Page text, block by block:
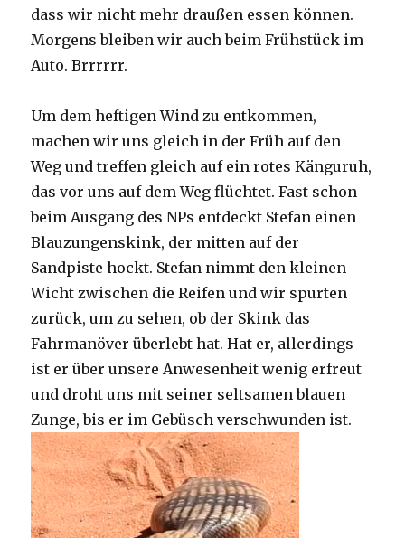
dass wir nicht mehr draußen essen können.
Morgens bleiben wir auch beim Frühstück im
Auto. Brrrrrr.
Um dem heftigen Wind zu entkommen,
machen wir uns gleich in der Früh auf den
Weg und treffen gleich auf ein rotes Känguruh,
das vor uns auf dem Weg flüchtet. Fast schon
beim Ausgang des NPs entdeckt Stefan einen
Blauzungenskink, der mitten auf der
Sandpiste hockt. Stefan nimmt den kleinen
Wicht zwischen die Reifen und wir spurten
zurück, um zu sehen, ob der Skink das
Fahrmanöver überlebt hat. Hat er, allerdings
ist er über unsere Anwesenheit wenig erfreut
und droht uns mit seiner seltsamen blauen
Zunge, bis er im Gebüsch verschwunden ist.